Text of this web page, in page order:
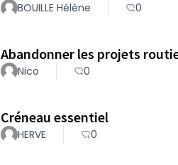
BOUILLE Hélène 0
Abandonner les projets
Nico 0
Créneau essentiel
HERVE 0